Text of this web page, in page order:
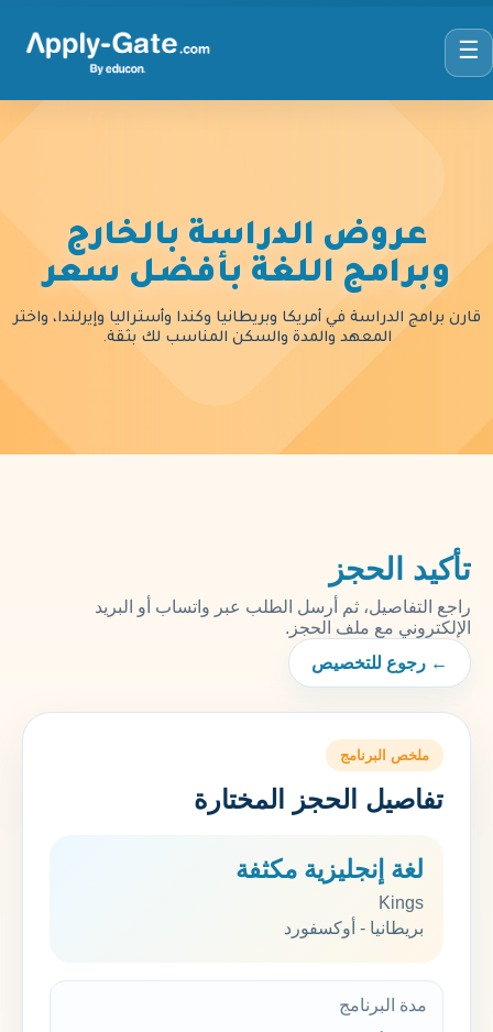
☰
عروض الدراسة بالخارج
وبرامج اللغة بأفضل سعر
قارن برامج الدراسة في أمريكا وبريطانيا وكندا وأستراليا وإيرلندا، واختر
المعهد والمدة والسكن المناسب لك بثقة.
تأكيد الحجز
راجع التفاصيل، ثم أرسل الطلب عبر واتساب أو البريد
الإلكتروني مع ملف الحجز.
← رجوع للتخصيص
ملخص البرنامج
تفاصيل الحجز المختارة
لغة إنجليزية مكثفة
Kings
بريطانيا - أوكسفورد
مدة البرنامج